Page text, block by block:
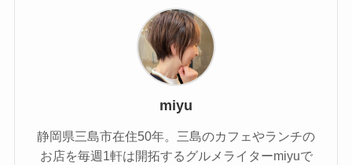
miyu
静岡県三島市在住50年。三島のカフェやランチの
お店を毎週1軒は開拓するグルメライターmiyuで